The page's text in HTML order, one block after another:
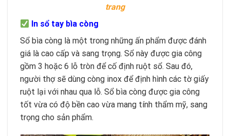
trang
In sổ tay bìa còng
Sổ bìa còng là một trong những ấn phẩm được đánh
giá là cao cấp và sang trọng. Sổ này được gia công
gồm 3 hoặc 6 lỗ tròn để cố định ruột sổ. Sau đó,
người thợ sẽ dùng còng inox để định hình các tờ giấy
ruột lại với nhau qua lỗ. Sổ bìa còng được gia công
tốt vừa có độ bền cao vừa mang tính thẩm mỹ, sang
trọng cho sản phẩm.